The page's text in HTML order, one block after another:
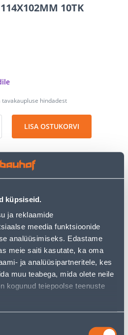
küpsiseid.
ja reklaamide
meedia funktsioonide
analüüsimiseks. Edastame
meie saiti kasutate, ka oma
ja analüüsipartneritele, kes
muu teabega, mida olete neile
kogunud teiepoolse teenuste
10TK
hindadest
LISA OSTUKORVI
€ al. 2-5 tööpäeva
al. 2,29 € al. 2-5 tööpäeva